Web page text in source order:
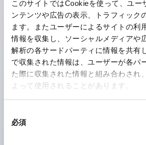
このサイトではCookieを使って、ユー
ンテンツや広告の表示、トラフィック
ます。またユーザーによるサイトの利
情報を収集し、ソーシャルメディアや
解析の各サードパーティに情報を共有
で収集された情報は、ユーザーが各パ
た際に収集された情報と組み合わされ
よって使用されることがあります。
必須
保護構造IP20に対応したHW-U形コ
を搭載。
高電圧タイプのLED球が搭載可能に
タイプの定格使用電圧が最大240Vま
ました。
ひとつで6色の役をこなすLED球（
UL、CSA、TÜV、CCC認証品。